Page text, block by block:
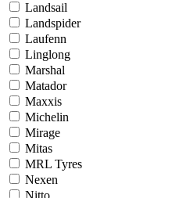
Landsail
Landspider
Laufenn
Linglong
Marshal
Matador
Maxxis
Michelin
Mirage
Mitas
MRL Tyres
Nexen
Nitto